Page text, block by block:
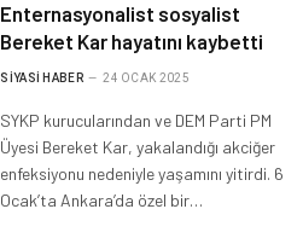
Enternasyonalist sosyalist
Bereket Kar hayatını kaybetti
SIYASI HABER 24 OCAK 2025
SYKP kurucularından ve DEM Parti PM
Üyesi Bereket Kar, yakalandığı akciğer
enfeksiyonu nedeniyle yaşamını yitirdi. 6
Ocak’ta Ankara’da özel bir…